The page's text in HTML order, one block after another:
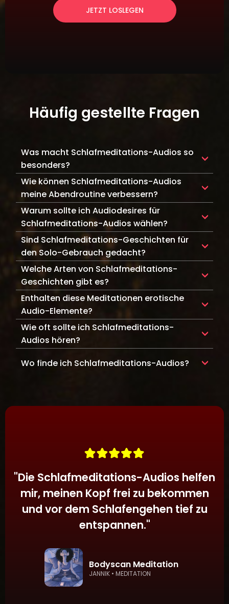
JETZT LOSLEGEN
Häufig gestellte Fragen
Was macht Schlafmeditations-Audios so
besonders?
Sie verbinden geführte
Entspannungstechniken mit beruhigenden
Klanglandschaften, um dir beim Abschalten
und Einschlafen zu helfen.
Wie können Schlafmeditations-Audios
meine Abendroutine verbessern?
Die beruhigende Erzählung und sanften
Klänge beruhigen deinen Geist und helfen dir,
sanft in erholsamen Schlaf zu gleiten.
Warum sollte ich Audiodesires für
Schlafmeditations-Audios wählen?
Audiodesires bietet professionell gestaltete
Schlafmeditations-Tracks, die
Entspannungstechniken mit immersiven
Klanglandschaften und subtilen erotischen
Audio-Elementen verbinden.
Sind Schlafmeditations-Geschichten für
den Solo-Gebrauch gedacht?
Ja, sie bieten dir ein sehr persönliches und
ruhiges Erlebnis, perfekt zum alleine
Entspannen.
Welche Arten von Schlafmeditations-
Geschichten gibt es?
Von Body Scans bis zu Atemübungen ist jede
Meditationdarauf ausgerichtet, Entspannung
und erholsamen Schlaf zu fördern.
Enthalten diese Meditationen erotische
Audio-Elemente?
Einige Schlafmeditations-Geschichten
enthalten subtile erotische Elemente, um das
sinnliche Erleben zu verstärken und die
Entspannung zu vertiefen.
Wie oft sollte ich Schlafmeditations-
Audios hören?
nutze sie immer dann, wenn du Hilfe beim
Wo finde ich Schlafmeditations-Audios?
beruhigenden, schlaffördernden Meditationen
"Die Schlafmeditations-Audios helfen
mir, meinen Kopf frei zu bekommen
und vor dem Schlafengehen tief zu
entspannen."
Bodyscan Meditation
JANNIK • MEDITATION